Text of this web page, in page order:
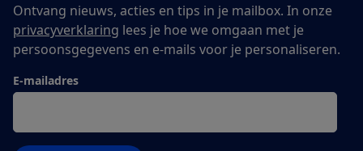
Ontvang nieuws, acties en tips in je mailbox. In onze
privacyverklaring lees je hoe we omgaan met je
persoonsgegevens en e-mails voor je personaliseren.
E-mailadres